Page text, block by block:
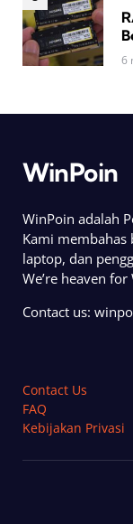
6
WinPoin
WinPoin adalah
Kami membahas
laptop, dan
We’re heaven
Contact us:
Contact Us
FAQ
Kebijakan Privasi